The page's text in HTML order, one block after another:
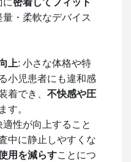
に密着してフィット
量・柔軟なデバイス
上: 小さな体格や特
小児患者にも違和感
着でき、 不快感や圧
す。
適性が向上すること
中に静止しやすくな
用を減らすことにつ